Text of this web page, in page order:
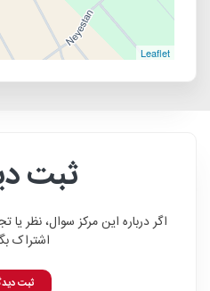
Leaflet
ثبت
اگر درباره این مرکز سوال، نظر یا
اشتراک
ثبت